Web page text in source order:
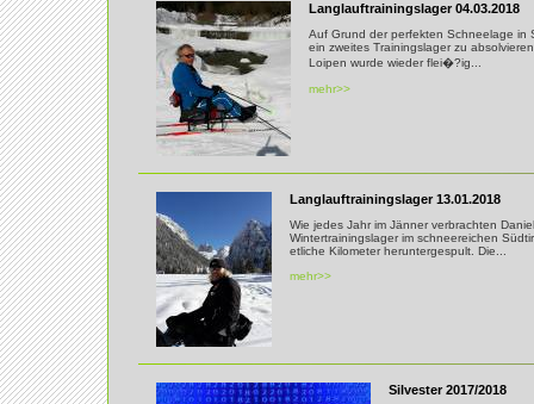
Langlauftrainingslager 04.03.2018
Auf Grund der perfekten Schneelage in
ein zweites Trainingslager zu
Loipen wurde wieder flei�?ig...
mehr>>
Langlauftrainingslager 13.01.2018
Wie jedes Jahr im Jänner verbrachten
Wintertrainingslager im schneereichen
etliche Kilometer heruntergespult. Die...
mehr>>
Silvester 2017/2018